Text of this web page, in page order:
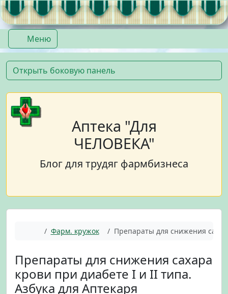
Перейти к содержимому
Перейти к футеру
Меню
Аптека "Для
ЧЕЛОВЕКА"
Блог для трудяг фармбизнеса
ГлавнаяФарм. кружок Препараты для снижения
Препараты для снижения сахара
крови при диабете I и II типа.
Азбука для Аптекаря
Открыть боковую панель